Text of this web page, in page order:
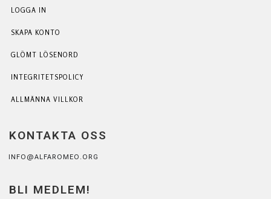
LOGGA IN
SKAPA KONTO
GLÖMT LÖSENORD
INTEGRITETSPOLICY
ALLMÄNNA VILLKOR
KONTAKTA OSS
INFO@ALFAROMEO.ORG
BLI MEDLEM!